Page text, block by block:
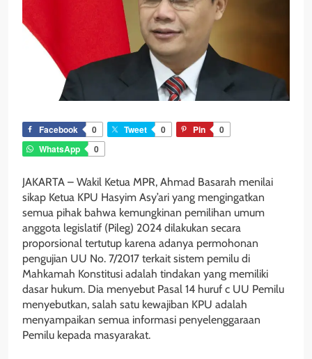
Facebook 0 Tweet 0 Pin
0
WhatsApp
0
JAKARTA – Wakil Ketua MPR, Ahmad Basarah menilai
sikap Ketua KPU Hasyim Asy’ari yang mengingatkan
semua pihak bahwa kemungkinan pemilihan umum
anggota legislatif (Pileg) 2024 dilakukan secara
proporsional tertutup karena adanya permohonan
pengujian UU No. 7/2017 terkait sistem pemilu di
Mahkamah Konstitusi adalah tindakan yang memiliki
dasar hukum. Dia menyebut Pasal 14 huruf c UU Pemilu
menyebutkan, salah satu kewajiban KPU adalah
menyampaikan semua informasi penyelenggaraan
Pemilu kepada masyarakat.